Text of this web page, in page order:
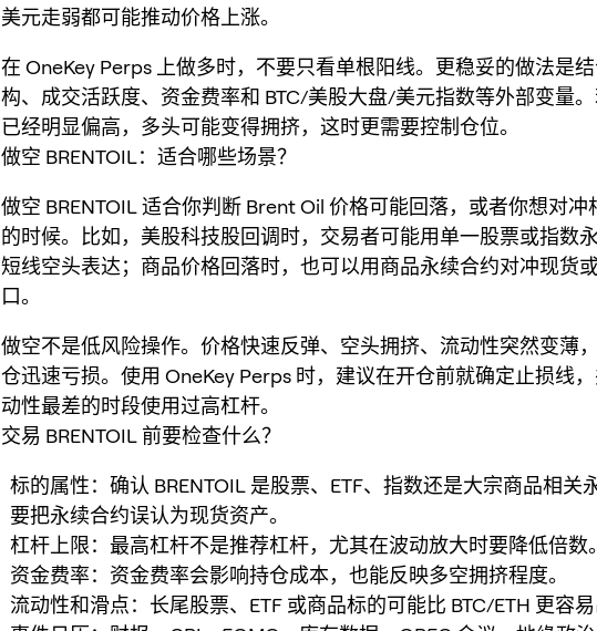
美元走弱都可能推动价格上涨。
在 OneKey Perps 上做多时，不要只看单根阳线。更稳妥的做法是
构、成交活跃度、资金费率和 BTC/美股大盘/美元指数等外部变量
已经明显偏高，多头可能变得拥挤，这时更需要控制仓位。
做空 BRENTOIL：适合哪些场景？
做空 BRENTOIL 适合你判断 Brent Oil 价格可能回落，或者你想对冲
的时候。比如，美股科技股回调时，交易者可能用单一股票或指数
短线空头表达；商品价格回落时，也可以用商品永续合约对冲现货
口。
做空不是低风险操作。价格快速反弹、空头拥挤、流动性突然变薄
仓迅速亏损。使用 OneKey Perps 时，建议在开仓前就确定止损线
动性最差的时段使用过高杠杆。
交易 BRENTOIL 前要检查什么？
标的属性：确认 BRENTOIL 是股票、ETF、指数还是大宗商品相关
要把永续合约误认为现货资产。
杠杆上限：最高杠杆不是推荐杠杆，尤其在波动放大时要降低倍数。
资金费率：资金费率会影响持仓成本，也能反映多空拥挤程度。
流动性和滑点：长尾股票、ETF 或商品标的可能比 BTC/ETH 更容易